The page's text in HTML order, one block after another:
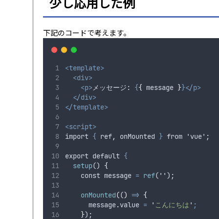
下記のコードで考えます。
<template>
<div>
<p>メッセージ: {{ message }}</p>
</div>
</template>
<script>
import { ref, onMounted } from 'vue';
export default {
setup() {
    const
message = ref( '' );
onMounted(() => {
      message
.value = ' こんにちは ' ;
});